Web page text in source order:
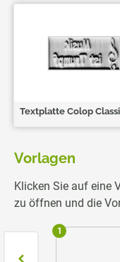
Textplatte Colop
Vorlagen
Klicken Sie auf eine
zu öffnen und die
1